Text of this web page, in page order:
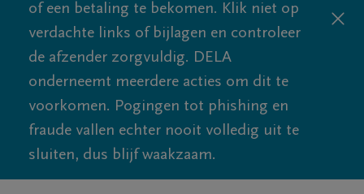
of een betaling te bekomen. Klik niet op
verdachte links of bijlagen en controleer
de afzender zorgvuldig. DELA
onderneemt meerdere acties om dit te
voorkomen. Pogingen tot phishing en
fraude vallen echter nooit volledig uit te
sluiten, dus blijf waakzaam.